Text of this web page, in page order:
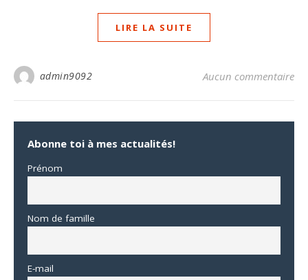
LIRE LA SUITE
admin9092 Aucun commentaire
Abonne toi à mes actualités!
Prénom
Nom de famille
E-mail